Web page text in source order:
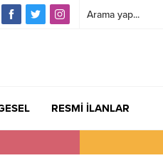
RESMİ İLANLAR